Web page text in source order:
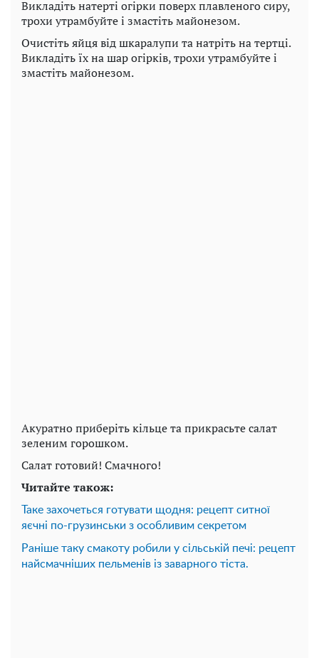
Викладіть натерті огірки поверх плавленого сиру,
трохи утрамбуйте і змастіть майонезом.
Очистіть яйця від шкаралупи та натріть на тертці.
Викладіть їх на шар огірків, трохи утрамбуйте і
змастіть майонезом.
Акуратно приберіть кільце та прикрасьте салат
зеленим горошком.
Салат готовий! Смачного!
Читайте також:
Таке захочеться готувати щодня: рецепт ситної
яєчні по-грузинськи з особливим секретом
Раніше таку смакоту робили у сільській печі: рецепт
найсмачніших пельменів із заварного тіста.